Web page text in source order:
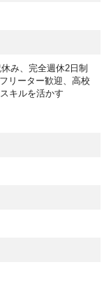
てご案内
み、完全週休2日制
リーター歓迎、高校
キルを活かす